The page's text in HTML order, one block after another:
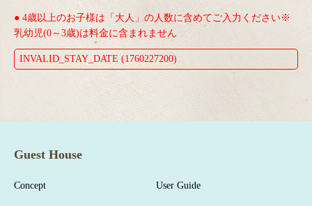
INVALID_STAY_DATE (1760227200)
● 4歳以上のお子様は「大人」の人数に含めてご入力ください※
乳幼児(0～3歳)は料金に含まれません
Guest House
Concept User Guide